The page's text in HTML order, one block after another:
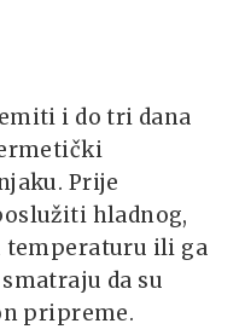
i do tri dana
Prije
hladnog,
temperaturu ili ga
da su
pripreme.